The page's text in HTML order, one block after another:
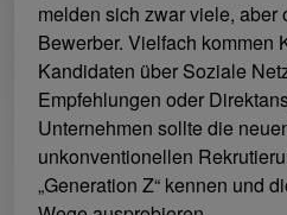
melden sich zwar viele, aber
Bewerber. Vielfach kommen
Kandidaten über Soziale
Empfehlungen oder
Unternehmen sollte die
unkonventionellen
„Generation Z“ kennen und